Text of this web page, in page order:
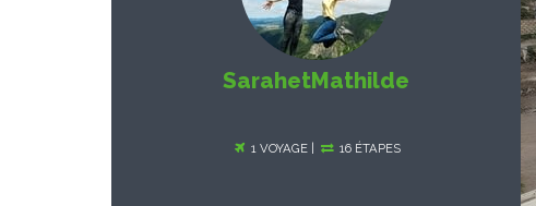
SarahetMathilde
1 VOYAGE | 16 ÉTAPES